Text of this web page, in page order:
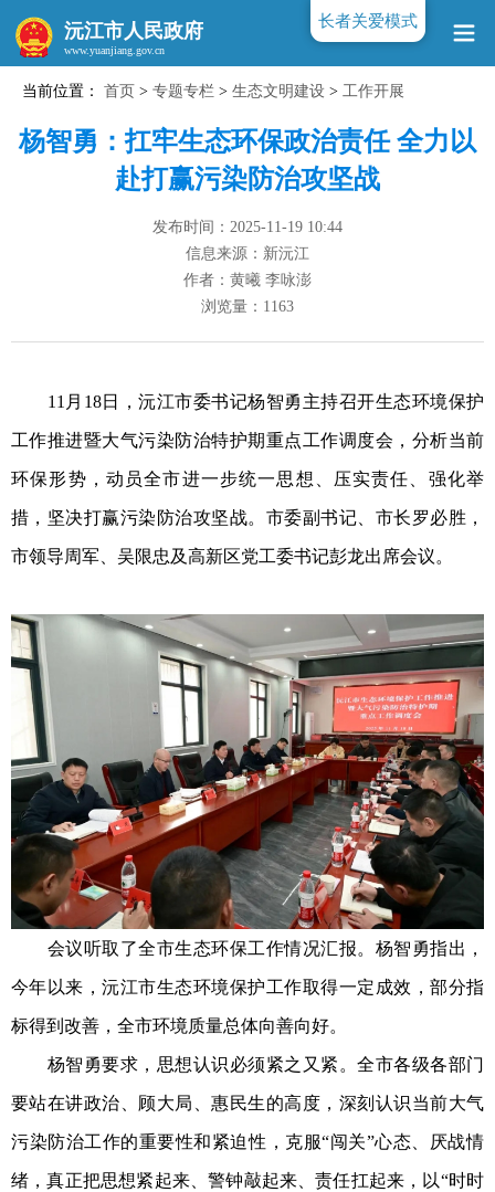
沅江市人民政府
当前位置： 首页 > 专题专栏 > 生态文明建设 > 工作开展
杨智勇：扛牢生态环保政治责任 全力以
赴打赢污染防治攻坚战
发布时间：2025-11-19 10:44
信息来源：新沅江
作者：黄曦 李咏澎
浏览量： 1163
11月18日，沅江市委书记杨智勇主持召开生态环境保护
工作推进暨大气污染防治特护期重点工作调度会，分析当前
环保形势，动员全市进一步统一思想、压实责任、强化举
措，坚决打赢污染防治攻坚战。市委副书记、市长罗必胜，
市领导周军、吴限忠及高新区党工委书记彭龙出席会议。
会议听取了全市生态环保工作情况汇报。杨智勇指出，
今年以来，沅江市生态环境保护工作取得一定成效，部分指
标得到改善，全市环境质量总体向善向好。
杨智勇要求，思想认识必须紧之又紧。全市各级各部门
要站在讲政治、顾大局、惠民生的高度，深刻认识当前大气
污染防治工作的重要性和紧迫性，克服“闯关”心态、厌战情
绪，真正把思想紧起来、警钟敲起来、责任扛起来，以“时时
长者关爱模式